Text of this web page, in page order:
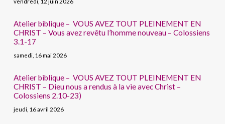
vendredi, 12 juin 2026
Atelier biblique – VOUS AVEZ TOUT PLEINEMENT EN
CHRIST – Vous avez revêtu l’homme nouveau – Colossiens
3.1-17
samedi, 16 mai 2026
Atelier biblique – VOUS AVEZ TOUT PLEINEMENT EN
CHRIST – Dieu nous a rendus à la vie avec Christ –
Colossiens 2.10-23)
jeudi, 16 avril 2026